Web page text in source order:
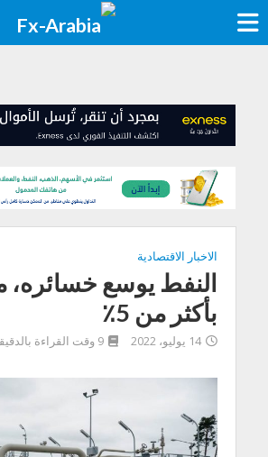
الاخبار الاقتصادية
النفط يوسع خسائره،
بأكثر من 5٪
14 يوليو، 2022 9 وقت القراءة بالدقيقة